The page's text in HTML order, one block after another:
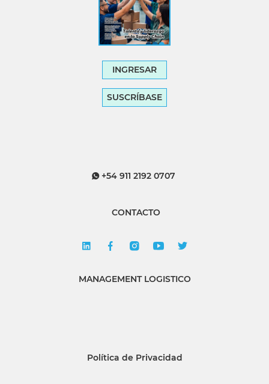
INGRESAR
SUSCRÍBASE
+54 911 2192 0707
CONTACTO
MANAGEMENT LOGISTICO
Política de Privacidad